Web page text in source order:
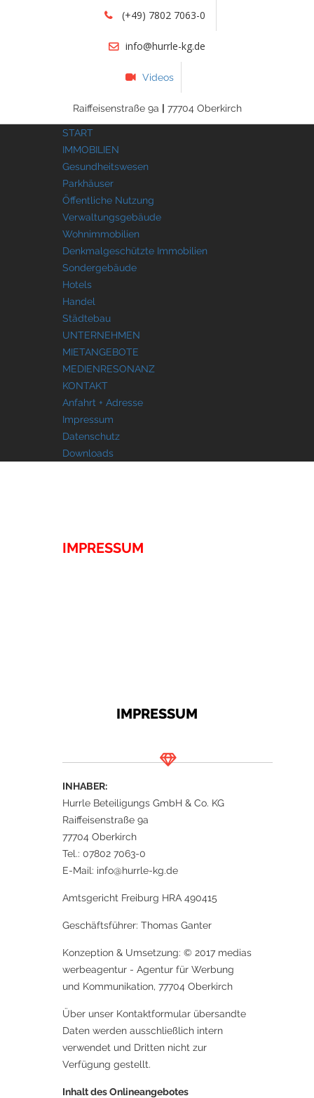
(+49) 7802 7063-0
info@hurrle-kg.de
Videos
Raiffeisenstraße 9a | 77704 Oberkirch
START
IMMOBILIEN
Gesundheitswesen
Parkhäuser
Öffentliche Nutzung
Verwaltungsgebäude
Wohnimmobilien
Denkmalgeschützte Immobilien
Sondergebäude
Hotels
Handel
Städtebau
UNTERNEHMEN
MIETANGEBOTE
MEDIENRESONANZ
KONTAKT
Anfahrt + Adresse
Impressum
Datenschutz
Downloads
IMPRESSUM
IMPRESSUM
INHABER:
Hurrle Beteiligungs GmbH & Co. KG
Raiffeisenstraße 9a
77704 Oberkirch
Tel.: 07802 7063-0
E-Mail: info@hurrle-kg.de
Amtsgericht Freiburg HRA 490415
Geschäftsführer: Thomas Ganter
Konzeption & Umsetzung: © 2017 medias
werbeagentur - Agentur für Werbung
und Kommunikation, 77704 Oberkirch
Über unser Kontaktformular übersandte
Daten werden ausschließlich intern
verwendet und Dritten nicht zur
Verfügung gestellt.
Inhalt des Onlineangebotes